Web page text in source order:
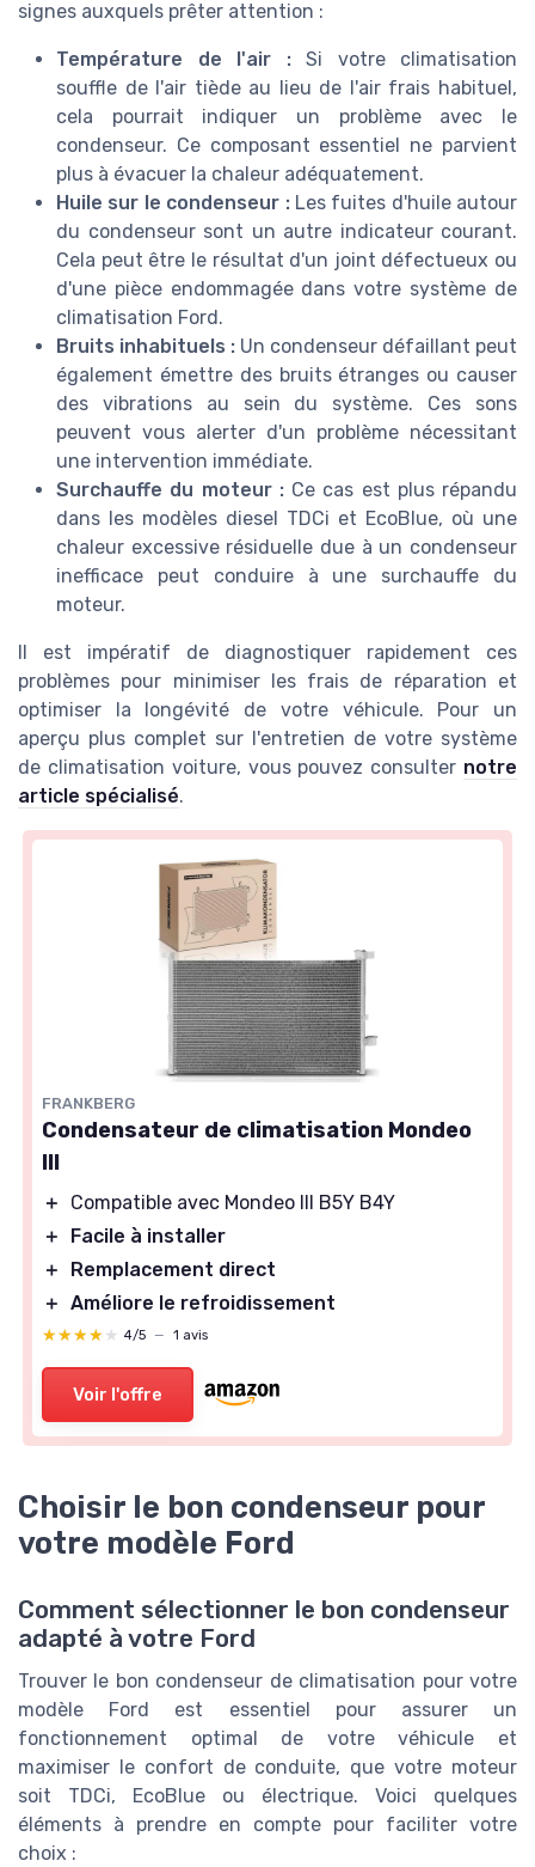
signes auxquels prêter attention :
Température de l'air :Si votre climatisation
souffle de l'air tiède au lieu de l'air frais habituel,
cela pourrait indiquer un problème avec le
condenseur. Ce composant essentiel ne parvient
plus à évacuer la chaleur adéquatement.
Huile sur le condenseur :Les fuites d'huile autour
du condenseur sont un autre indicateur courant.
Cela peut être le résultat d'un joint défectueux ou
d'une pièce endommagée dans votre système de
climatisation Ford.
Bruits inhabituels : Un condenseur défaillant peut
également émettre des bruits étranges ou causer
des vibrations au sein du système. Ces sons
peuvent vous alerter d'un problème nécessitant
une intervention immédiate.
Surchauffe du moteur :Ce cas est plus répandu
dans les modèles diesel TDCi et EcoBlue, où une
chaleur excessive résiduelle due à un condenseur
inefficace peut conduire à une surchauffe du
moteur.
Il est impératif de diagnostiquer rapidement ces
problèmes pour minimiser les frais de réparation et
optimiser la longévité de votre véhicule. Pour un
aperçu plus complet sur l'entretien de votre système
de climatisation voiture, vous pouvez consulter notre
article spécialisé.
FRANKBERG
Condensateur de climatisation Mondeo
III
＋
Compatible avec Mondeo III B5Y B4Y
＋
Facile à installer
＋
Remplacement direct
＋ Améliore le refroidissement
★★★★★
★★★★★ 4/5 — 1 avis
Voir l'offre
Choisir le bon condenseur pour
votre modèle Ford
Comment sélectionner le bon condenseur
adapté à votre Ford
Trouver le bon condenseur de climatisation pour votre
modèle Ford est essentiel pour assurer un
fonctionnement optimal de votre véhicule et
maximiser le confort de conduite, que votre moteur
soit TDCi, EcoBlue ou électrique. Voici quelques
éléments à prendre en compte pour faciliter votre
choix :